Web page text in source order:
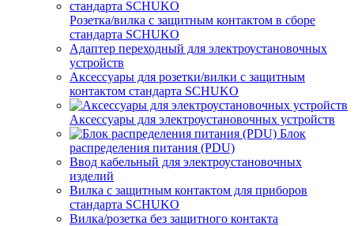
Розетка/вилка с защитным контактом в сборе
стандарта SCHUKO
Адаптер переходный для электроустановочных
устройств
Аксессуары для розетки/вилки с защитным
контактом стандарта SCHUKO
Аксессуары для электроустановочных устройств
Блок
распределения питания (PDU)
Ввод кабельный для электроустановочных
изделий
Вилка с защитным контактом для приборов
стандарта SCHUKO
Вилка/розетка без защитного контакта